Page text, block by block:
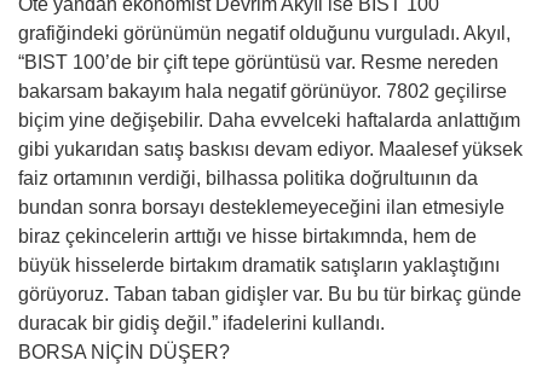
grafiğindeki görünümün negatif olduğunu vurguladı. Akyıl,
“BIST 100’de bir çift tepe görüntüsü var. Resme nereden
bakarsam bakayım hala negatif görünüyor. 7802 geçilirse
biçim yine değişebilir. Daha evvelceki haftalarda anlattığım
gibi yukarıdan satış baskısı devam ediyor. Maalesef yüksek
faiz ortamının verdiği, bilhassa politika doğrultuının da
bundan sonra borsayı desteklemeyeceğini ilan etmesiyle
biraz çekincelerin arttığı ve hisse birtakımnda, hem de
büyük hisselerde birtakım dramatik satışların yaklaştığını
görüyoruz. Taban taban gidişler var. Bu bu tür birkaç günde
duracak bir gidiş değil.” ifadelerini kullandı.
BORSA NİÇİN DÜŞER?